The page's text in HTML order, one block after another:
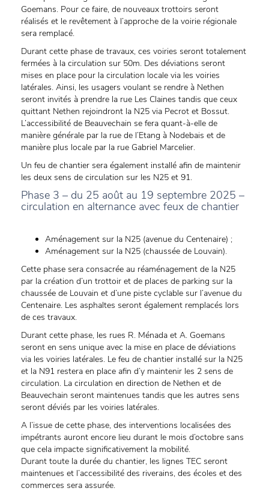
Goemans. Pour ce faire, de nouveaux trottoirs seront
réalisés et le revêtement à l’approche de la voirie régionale
sera remplacé.
Durant cette phase de travaux, ces voiries seront totalement
fermées à la circulation sur 50m. Des déviations seront
mises en place pour la circulation locale via les voiries
latérales. Ainsi, les usagers voulant se rendre à Nethen
seront invités à prendre la rue Les Claines tandis que ceux
quittant Nethen rejoindront la N25 via Pecrot et Bossut.
L’accessibilité de Beauvechain se fera quant-à-elle de
manière générale par la rue de l’Etang à Nodebais et de
manière plus locale par la rue Gabriel Marcelier.
Un feu de chantier sera également installé afin de maintenir
les deux sens de circulation sur les N25 et 91.
Phase 3 – du 25 août au 19 septembre 2025 –
circulation en alternance avec feux de chantier
Aménagement sur la N25 (avenue du Centenaire) ;
Aménagement sur la N25 (chaussée de Louvain).
Cette phase sera consacrée au réaménagement de la N25
par la création d’un trottoir et de places de parking sur la
chaussée de Louvain et d’une piste cyclable sur l’avenue du
Centenaire. Les asphaltes seront également remplacés lors
de ces travaux.
Durant cette phase, les rues R. Ménada et A. Goemans
seront en sens unique avec la mise en place de déviations
via les voiries latérales. Le feu de chantier installé sur la N25
et la N91 restera en place afin d’y maintenir les 2 sens de
circulation. La circulation en direction de Nethen et de
Beauvechain seront maintenues tandis que les autres sens
seront déviés par les voiries latérales.
A l’issue de cette phase, des interventions localisées des
impétrants auront encore lieu durant le mois d’octobre sans
que cela impacte significativement la mobilité.
Durant toute la durée du chantier, les lignes TEC seront
maintenues et l’accessibilité des riverains, des écoles et des
commerces sera assurée.